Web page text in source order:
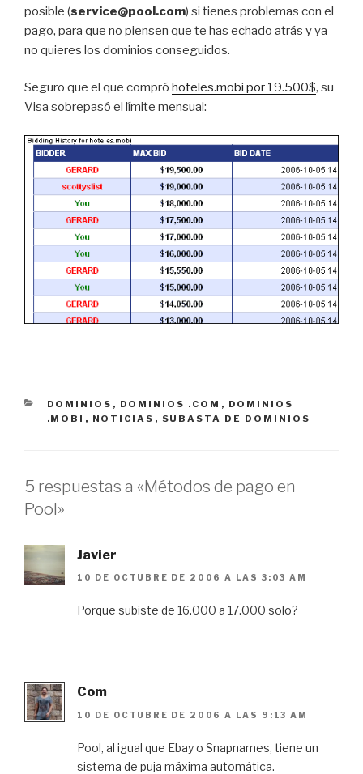
posible (service@pool.com) si tienes problemas con el
pago, para que no piensen que te has echado atrás y ya
no quieres los dominios conseguidos.
Seguro que el que compró hoteles.mobi por 19.500$, su
Visa sobrepasó el límite mensual:
CATEGORÍAS
DOMINIOS , DOMINIOS .COM , DOMINIOS
.MOBI , NOTICIAS , SUBASTA DE DOMINIOS
5 respuestas a «Métodos de pago en
Pool»
Javier
10 DE OCTUBRE DE 2006 A LAS 3:03 AM
Porque subiste de 16.000 a 17.000 solo?
Com
10 DE OCTUBRE DE 2006 A LAS 9:13 AM
Pool, al igual que Ebay o Snapnames, tiene un
sistema de puja máxima automática.